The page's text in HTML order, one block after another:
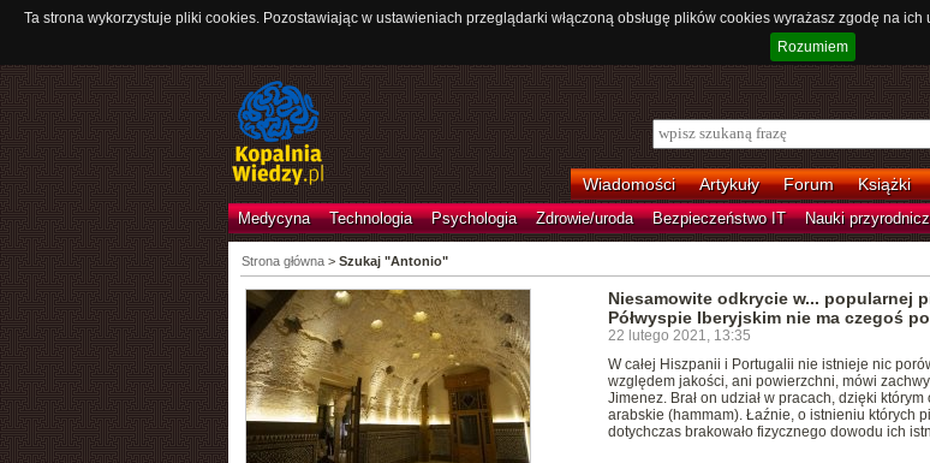
Ta strona wykorzystuje pliki cookies. Pozostawiając w ustawieniach przeglądarki włączoną obsługę plików cookies wyrażasz zgodę na
Rozumiem
Wiadomości Artykuły Forum Książki
Medycyna Technologia Psychologia Zdrowie/uroda Bezpieczeństwo IT Nauki
Strona główna> Szukaj "Antonio"
Niesamowite odkrycie w... popularnej
Półwyspie Iberyjskim nie ma czegoś
22 lutego 2021, 13:35
W całej Hiszpanii i Portugalii nie istnieje nic
względem jakości, ani powierzchni, mówi
Jimenez. Brał on udział w pracach, dzięki którym
arabskie (hammam). Łaźnie, o istnieniu których
dotychczas brakowało fizycznego dowodu ich